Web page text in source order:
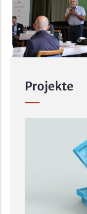
Projekte